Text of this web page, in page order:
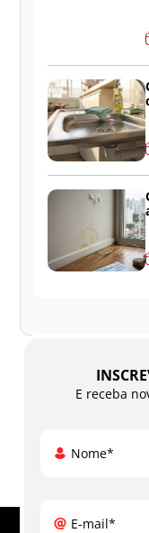
E receba
Nome*
E-mail*